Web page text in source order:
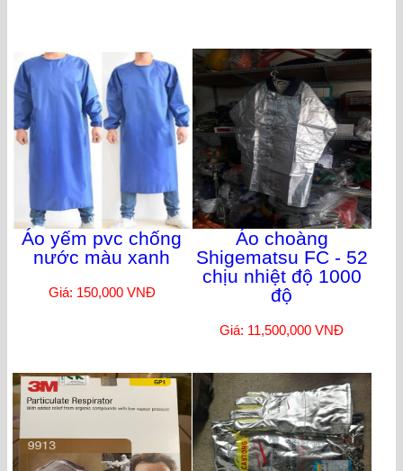
Áo yếm pvc chống
nước màu xanh
Giá: 150,000 VNĐ
Áo choàng
Shigematsu FC - 52
chịu nhiệt độ 1000
độ
Giá: 11,500,000 VNĐ